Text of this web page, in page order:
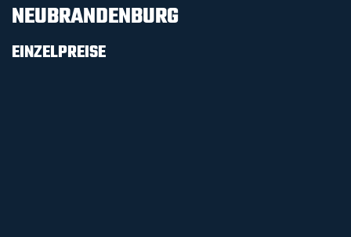
NEUBRANDENBURG
EINZELPREISE